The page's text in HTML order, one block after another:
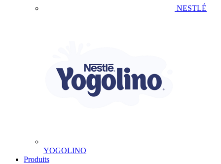
NESTLÉ
YOGOLINO
Produits